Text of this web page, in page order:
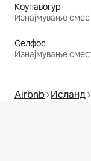
Коупавогур
Селфос
Airbnb Исланд